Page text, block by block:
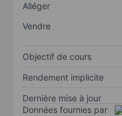
Alléger
Vendre
Objectif de cours
Rendement implicite
Dernière mise à jour
Données fournies par